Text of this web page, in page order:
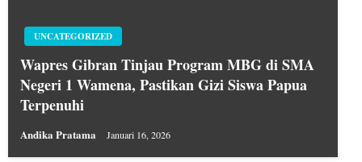
UNCATEGORIZED
Wapres Gibran Tinjau Program MBG di SMA
Negeri 1 Wamena, Pastikan Gizi Siswa Papua
Terpenuhi
Andika Pratama Januari 16, 2026